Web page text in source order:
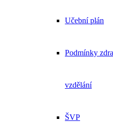
Učební plán
Podmínky
vzdělání
ŠVP